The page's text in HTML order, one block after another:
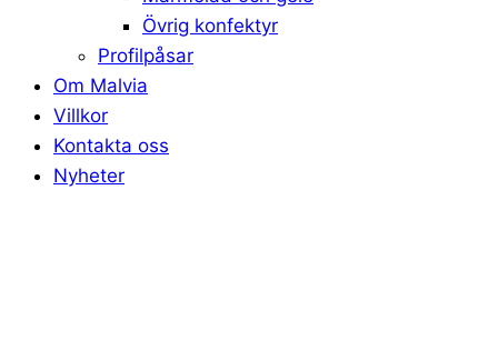
Övrig konfektyr
Profilpåsar
Om Malvia
Villkor
Kontakta oss
Nyheter